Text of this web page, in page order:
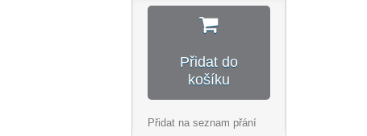
Přidat do
košíku
Přidat na seznam přání